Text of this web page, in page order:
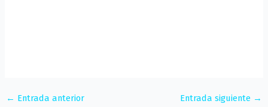
← Entrada anterior Entrada siguiente →